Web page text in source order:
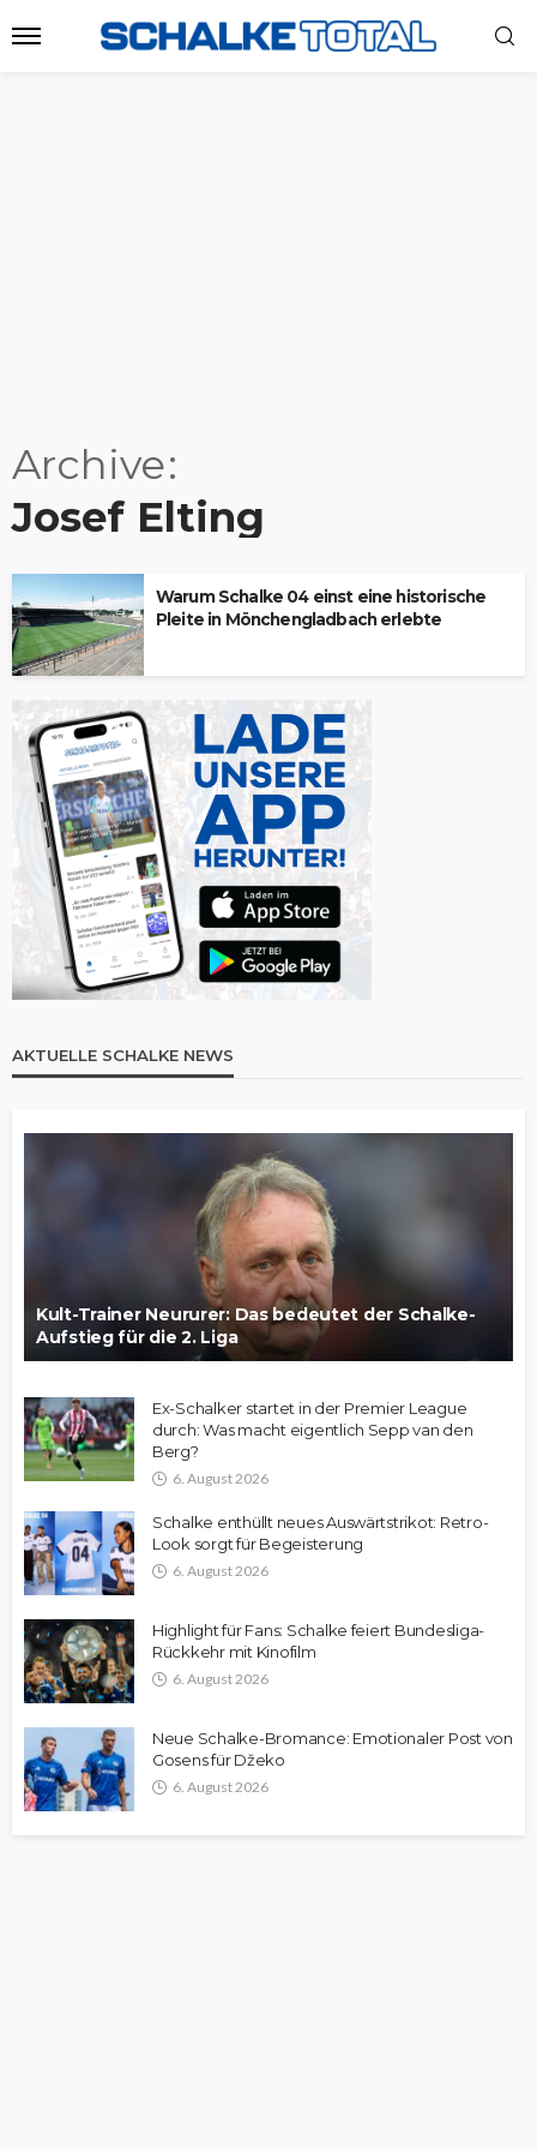
Archive
Josef Elting
Warum Schalke 04 einst eine historische
Pleite in Mönchengladbach erlebte
AKTUELLE SCHALKE NEWS
Kult-Trainer Neururer: Das bedeutet der Schalke-
Aufstieg für die 2. Liga
Ex-Schalker startet in der Premier League
durch: Was macht eigentlich Sepp van den
Berg?
6. August 2026
Schalke enthüllt neues Auswärtstrikot: Retro-
Look sorgt für Begeisterung
6. August 2026
Highlight für Fans: Schalke feiert Bundesliga-
Rückkehr mit Kinofilm
6. August 2026
Neue Schalke-Bromance: Emotionaler Post von
Gosens für Džeko
6. August 2026